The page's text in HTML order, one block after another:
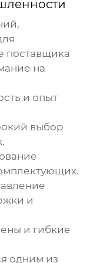
поставщика
на
и опыт
выбор
и
и гибкие
одним из